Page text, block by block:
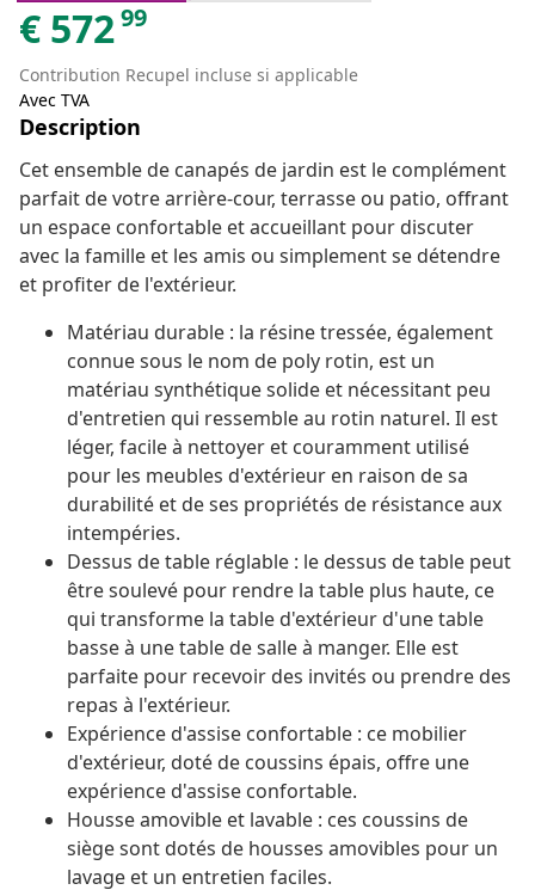
€ 57299
Contribution Recupel incluse si applicable
Avec TVA
Description
Cet ensemble de canapés de jardin est le complément
parfait de votre arrière-cour, terrasse ou patio, offrant
un espace confortable et accueillant pour discuter
avec la famille et les amis ou simplement se détendre
et profiter de l'extérieur.
Matériau durable : la résine tressée, également
connue sous le nom de poly rotin, est un
matériau synthétique solide et nécessitant peu
d'entretien qui ressemble au rotin naturel. Il est
léger, facile à nettoyer et couramment utilisé
pour les meubles d'extérieur en raison de sa
durabilité et de ses propriétés de résistance aux
intempéries.
Dessus de table réglable : le dessus de table peut
être soulevé pour rendre la table plus haute, ce
qui transforme la table d'extérieur d'une table
basse à une table de salle à manger. Elle est
parfaite pour recevoir des invités ou prendre des
repas à l'extérieur.
Expérience d'assise confortable : ce mobilier
d'extérieur, doté de coussins épais, offre une
expérience d'assise confortable.
Housse amovible et lavable : ces coussins de
siège sont dotés de housses amovibles pour un
lavage et un entretien faciles.